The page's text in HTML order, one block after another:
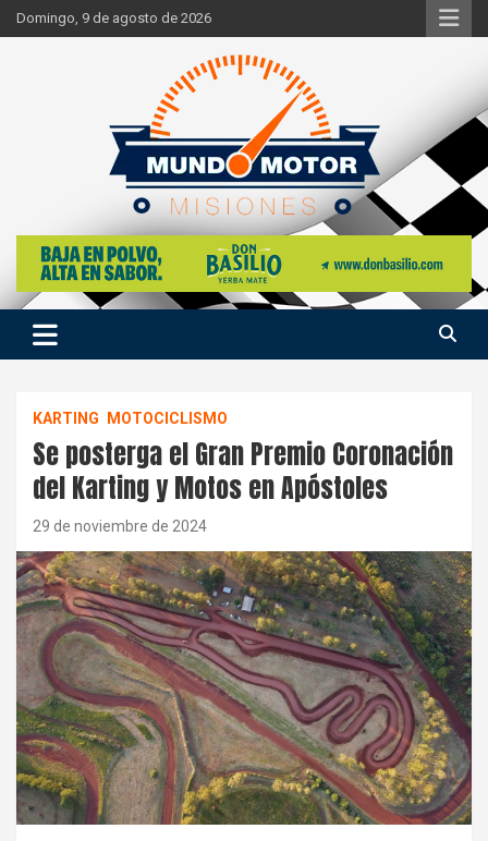
Skip
to
Domingo, 9 de agosto de 2026
Mundo Motor Misiones
Si hay ruido de motores ahí estaremos
KARTING MOTOCICLISMO
Se posterga el Gran Premio Coronación
del Karting y Motos en Apóstoles
29 de noviembre de 2024